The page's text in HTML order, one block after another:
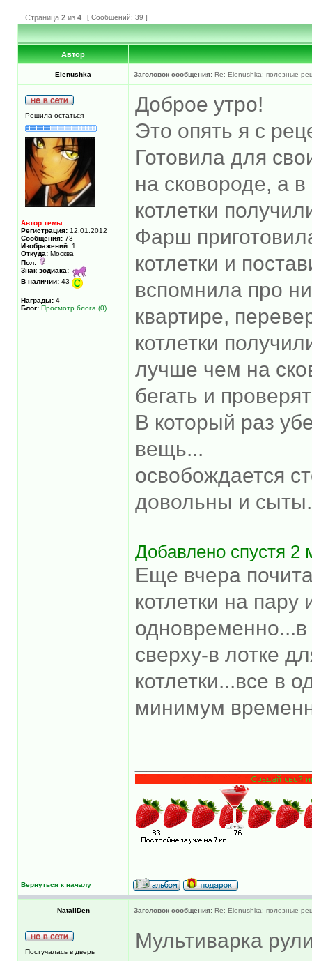
Страница 2 из 4 [ Сообщений: 39 ]
Автор
Elenushka Заголовок сообщения: Re: Elenushka: полезные
Решила остаться
Автор темы
Регистрация: 12.01.2012
Сообщения: 73
Изображений: 1
Откуда: Москва
Пол:
Знак зодиака:
В наличии: 43
Награды: 4
Блог: Просмотр блога (0)
Доброе утро!
Это опять я с
Готовила для
на сковороде, а
котлетки
Фарш
котлетки и
вспомнила про
квартире,
котлетки
лучше чем на
бегать и
В который раз
вещь...
освобождается
довольны и
Добавлено спустя 2
Еще вчера
котлетки на
одновременно...в
сверху-в лотке
котлетки...все в
минимум
Вернуться к началу
NataliDen Заголовок сообщения: Re: Elenushka: полезные
Постучалась в дверь Мультиварка